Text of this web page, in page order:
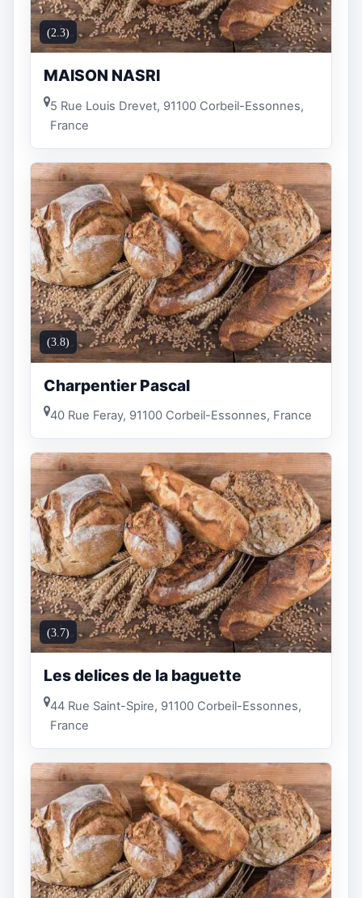
(2.3)
MAISON NASRI
5 Rue Louis Drevet, 91100 Corbeil-Essonnes,
France
(3.8)
Charpentier Pascal
40 Rue Feray, 91100 Corbeil-Essonnes, France
(3.7)
Les delices de la baguette
44 Rue Saint-Spire, 91100 Corbeil-Essonnes,
France